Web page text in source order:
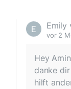
Emily
vor 2
Hey
danke
hilft